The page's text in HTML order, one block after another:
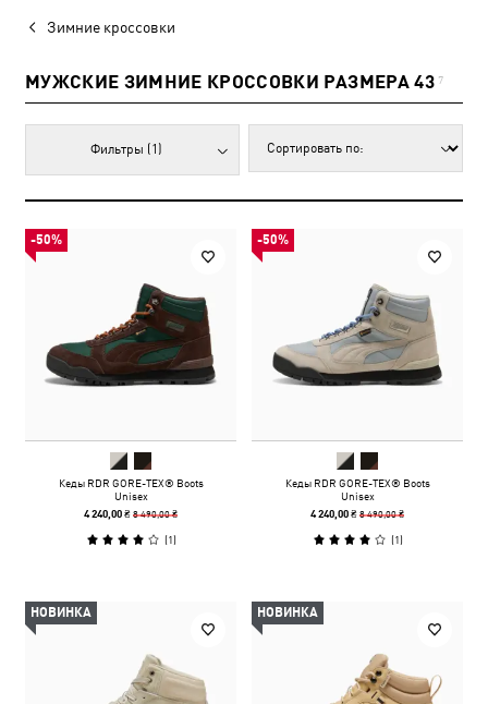
Зимние кроссовки
МУЖСКИЕ ЗИМНИЕ КРОССОВКИ РАЗМЕРА 43 7
Фильтры (1)
-50%
Кеды RDR GORE-TEX® Boots
Unisex
4 240,00 ₴8 490,00 ₴
(1)
-50%
Кеды RDR GORE-TEX® Boots
Unisex
4 240,00 ₴8 490,00 ₴
(1)
НОВИНКА НОВИНКА